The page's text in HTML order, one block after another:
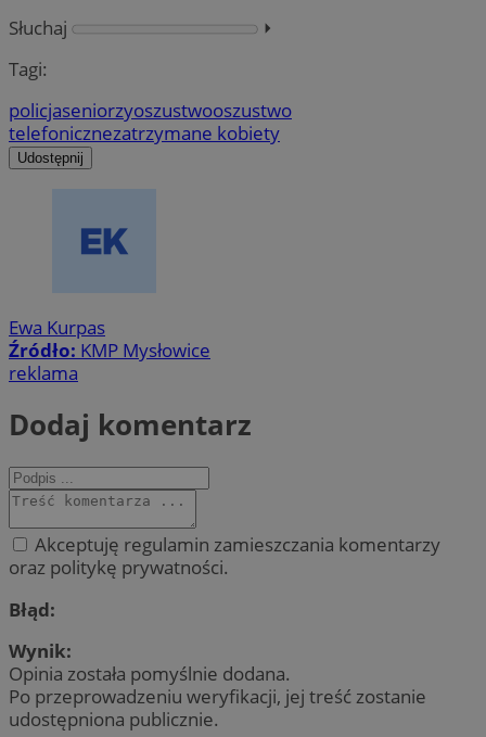
Słuchaj
⏵︎
Tagi:
policjaseniorzyoszustwooszustwo
telefonicznezatrzymane kobiety
Udostępnij
Ewa Kurpas
Źródło: KMP Mysłowice
reklama
Dodaj komentarz
Akceptuję regulamin zamieszczania komentarzy
oraz politykę prywatności.
Błąd:
Wynik:
Opinia została pomyślnie dodana.
Po przeprowadzeniu weryfikacji, jej treść zostanie
udostępniona publicznie.